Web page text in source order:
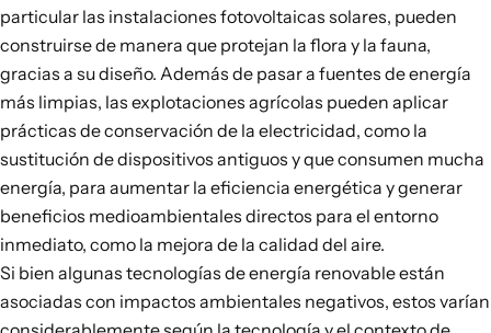
particular las instalaciones fotovoltaicas solares, pueden
construirse de manera que protejan la flora y la fauna,
gracias a su diseño. Además de pasar a fuentes de energía
más limpias, las explotaciones agrícolas pueden aplicar
prácticas de conservación de la electricidad, como la
sustitución de dispositivos antiguos y que consumen mucha
energía, para aumentar la eficiencia energética y generar
beneficios medioambientales directos para el entorno
inmediato, como la mejora de la calidad del aire.
Si bien algunas tecnologías de energía renovable están
asociadas con impactos ambientales negativos, estos varían